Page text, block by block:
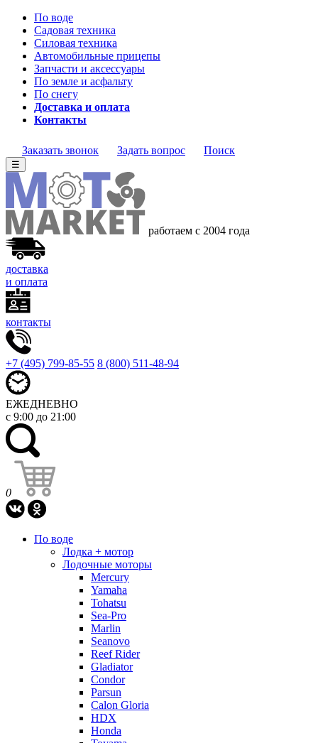
По воде
Садовая техника
Силовая техника
Автомобильные прицепы
Запчасти и аксессуары
По земле и асфальту
По снегу
Доставка и оплата
Контакты
Заказать звонок Задать вопрос Поиск
☰
работаем с 2004 года
доставка
и оплата
контакты
+7 (495) 799-85-55 8 (800) 511-48-94
ЕЖЕДНЕВНО
с 9:00 до 21:00
0
По воде
Лодка + мотор
Лодочные моторы
Mercury
Yamaha
Tohatsu
Sea-Pro
Marlin
Seanovo
Reef Rider
Gladiator
Condor
Parsun
Calon Gloria
HDX
Honda